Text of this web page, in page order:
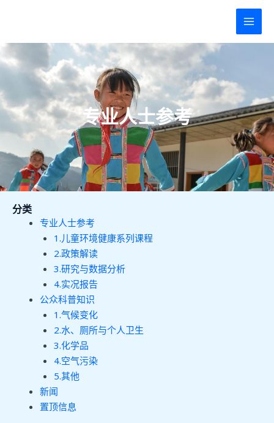
专业人士参考
分类
专业人士参考
1.儿童环境健康系列课程
2.政策解读
3.研究与数据分析
4.实况报告
公众科普知识
1.气候变化
2.水、厕所与个人卫生
3.化学品
4.空气污染
5.其他
新闻
置顶信息